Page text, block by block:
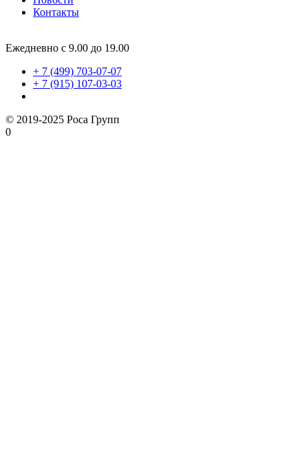
Контакты
Ежедневно с 9.00 до 19.00
+ 7 (499) 703-07-07
+ 7 (915) 107-03-03
© 2019-2025 Роса Групп
0